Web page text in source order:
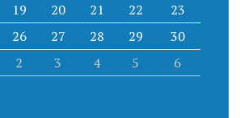
19 20 21 22
23
26 27 28 29
30
2 3 4 5 6